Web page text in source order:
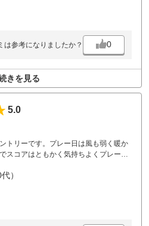
は参考になりましたか？ 0
きを見る
5.0
トリーです。プレー日は風も弱く暖か
スコアはともかく気持ちよくプレー出
ルフコースです。
）